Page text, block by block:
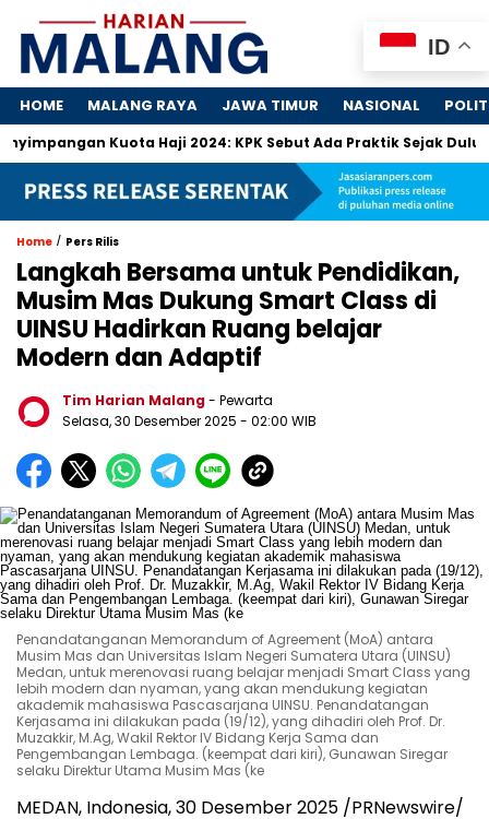
HOME MALANG RAYA JAWA TIMUR NASIONAL
Kuota Haji 2024: KPK Sebut Ada Praktik Sejak Dulu
Home / Pers Rilis
Langkah Bersama untuk Pendidikan,
Musim Mas Dukung Smart Class di
UINSU Hadirkan Ruang belajar
Modern dan Adaptif
Tim Harian Malang- Pewarta
Selasa, 30 Desember 2025 - 02:00 WIB
Penandatanganan Memorandum of Agreement (MoA) antara
Musim Mas dan Universitas Islam Negeri Sumatera Utara (UINSU)
Medan, untuk merenovasi ruang belajar menjadi Smart Class yang
lebih modern dan nyaman, yang akan mendukung kegiatan
akademik mahasiswa Pascasarjana UINSU. Penandatangan
Kerjasama ini dilakukan pada (19/12), yang dihadiri oleh Prof. Dr.
Muzakkir, M.Ag, Wakil Rektor IV Bidang Kerja Sama dan
Pengembangan Lembaga. (keempat dari kiri), Gunawan Siregar
selaku Direktur Utama Musim Mas (ke
MEDAN, Indonesia, 30 Desember 2025 /PRNewswire/
ID